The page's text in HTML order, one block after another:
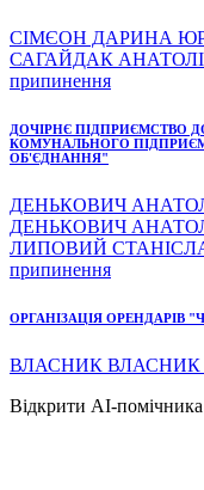
СІМЄОН ДАРИНА
САГАЙДАК АНАТОЛІЙ
припинення
ДОЧІРНЄ ПІДПРИЄМСТВО
КОМУНАЛЬНОГО
ОБ'ЄДНАННЯ"
ДЕНЬКОВИЧ
ДЕНЬКОВИЧ
ЛИПОВИЙ
припинення
ОРГАНІЗАЦІЯ ОРЕНДАРІВ
ВЛАСНИК ВЛАСНИК -
Відкрити AI-помічника